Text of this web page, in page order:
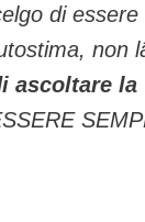
di
non
ascoltare